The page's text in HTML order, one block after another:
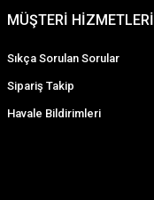
MÜŞTERİ HİZMETLERİ
Sıkça Sorulan Sorular
Sipariş Takip
Havale Bildirimleri